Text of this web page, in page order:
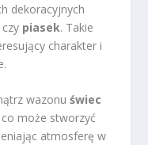
dekoracyjnych
czy piasek. Takie
charakter i
wazonuświec
może stworzyć
atmosferę w